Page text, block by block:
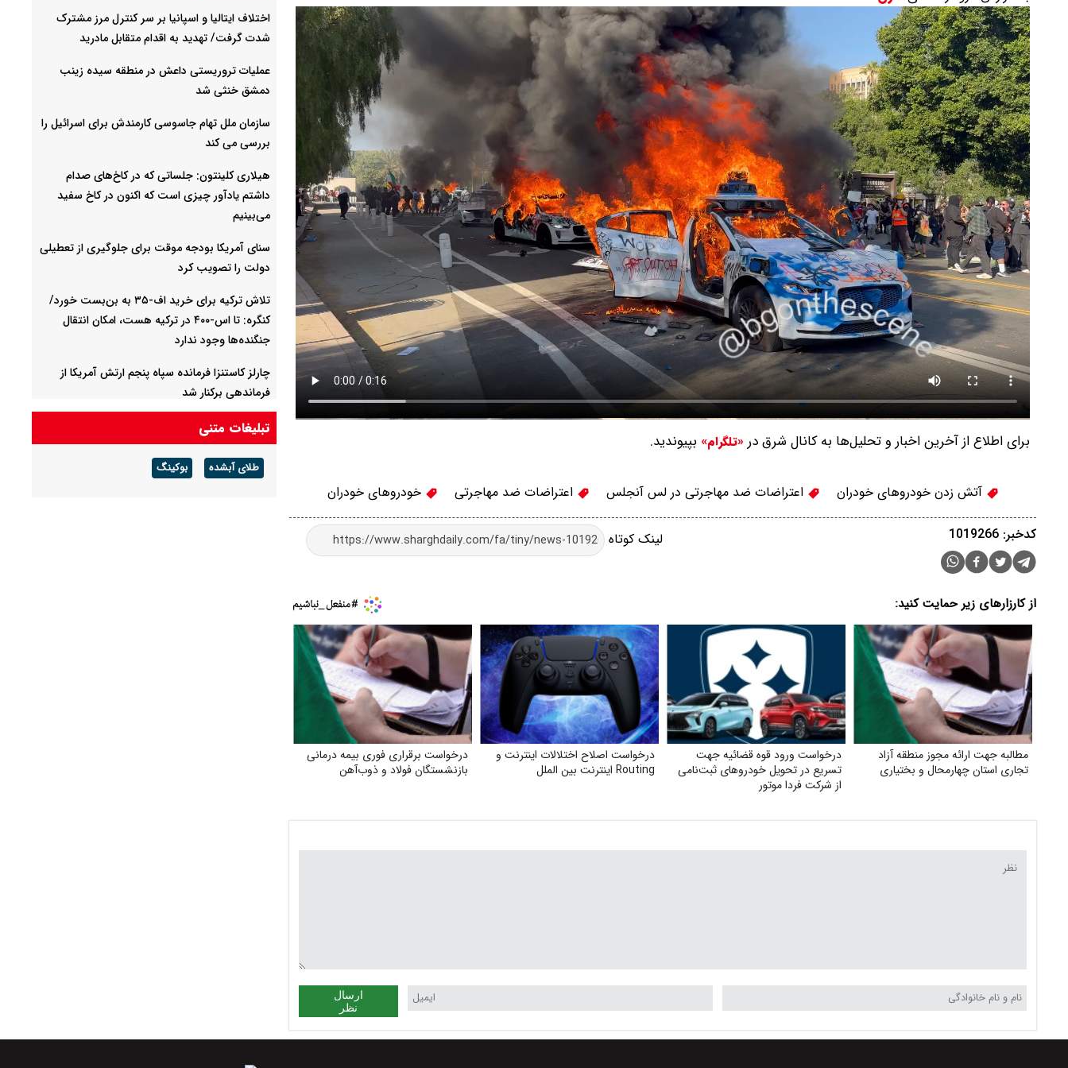
برای اطلاع از آخرین اخبار و تحلیل‌ها به کانال شرق در «تلگرام» بپیوندید.
آتش زدن خودروهای خودران اعتراضات ضد مهاجرتی در لس آنجلس اعتراضات ضد مهاجرتی خودروهای خودران
لینک کوتاه کدخبر: 1019266
از کارزارهای زیر حمایت کنید:
مطالبه جهت ارائه مجوز منطقه آزاد
تجاری استان چهارمحال و بختیاری
درخواست ورود قوه قضائیه جهت
تسریع در تحویل خودروهای ثبت‌نامی
از شرکت فردا موتور
درخواست اصلاح اختلالات اینترنت و
Routing اینترنت بین الملل
درخواست برقراری فوری بیمه درمانی
بازنشستگان فولاد و ذوب‌آهن
ارسال
نظر
اختلاف ایتالیا و اسپانیا بر سر کنترل‌ مرز مشترک
شدت گرفت/ تهدید به اقدام متقابل مادرید
عملیات تروریستی داعش در منطقه سیده زینب
دمشق خنثی شد
سازمان ملل تهام جاسوسی کارمندش برای اسرائیل را
بررسی می کند
هیلاری کلینتون: جلساتی که در کاخ‌های صدام
داشتم یادآور چیزی است که اکنون در کاخ سفید
می‌بینیم
سنای آمریکا بودجه موقت برای جلوگیری از تعطیلی
دولت را تصویب کرد
تلاش ترکیه برای خرید اف-۳۵ به بن‌بست خورد/
کنگره: تا اس-۴۰۰ در ترکیه هست، امکان انتقال
جنگنده‌ها وجود ندارد
چارلز کاستنزا فرمانده سپاه پنجم ارتش آمریکا از
فرماندهی برکنار شد
مسرور بارزانی: با اسرائیل رابطه‌ای نداریم/ هیچ
نیروی آمریکایی در پایگاه حریر حضور ندارد
تبلیغات متنی
طلای آبشده بوکینگ